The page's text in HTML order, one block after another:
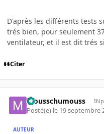
D'après les différents tests
trés bien, pour seulement
ventilateur, et il est dit trés
Citer
mousschumouss
Posté(e) le 19 septembre
AUTEUR